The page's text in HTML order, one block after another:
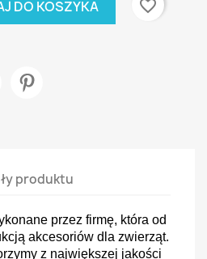
DO KOSZYKA favorite_border
produktu
przez firmę, która od
akcesoriów dla zwierząt.
z największej jakości